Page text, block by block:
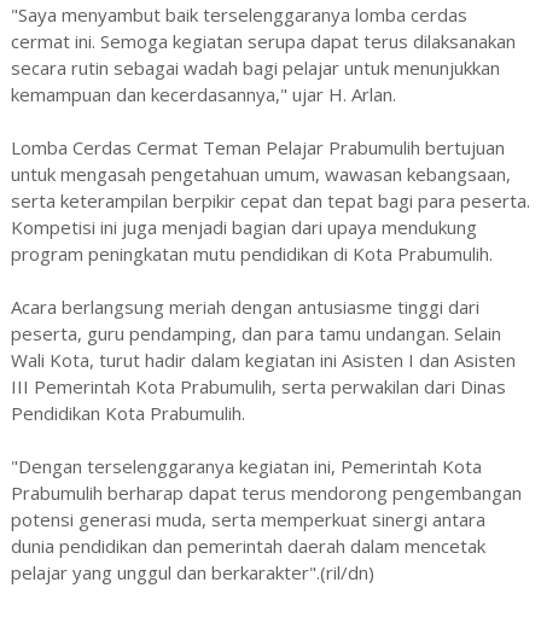
"Saya menyambut baik terselenggaranya lomba cerdas
cermat ini. Semoga kegiatan serupa dapat terus dilaksanakan
secara rutin sebagai wadah bagi pelajar untuk menunjukkan
kemampuan dan kecerdasannya," ujar H. Arlan.
Lomba Cerdas Cermat Teman Pelajar Prabumulih bertujuan
untuk mengasah pengetahuan umum, wawasan kebangsaan,
serta keterampilan berpikir cepat dan tepat bagi para peserta.
Kompetisi ini juga menjadi bagian dari upaya mendukung
program peningkatan mutu pendidikan di Kota Prabumulih.
Acara berlangsung meriah dengan antusiasme tinggi dari
peserta, guru pendamping, dan para tamu undangan. Selain
Wali Kota, turut hadir dalam kegiatan ini Asisten I dan Asisten
III Pemerintah Kota Prabumulih, serta perwakilan dari Dinas
Pendidikan Kota Prabumulih.
"Dengan terselenggaranya kegiatan ini, Pemerintah Kota
Prabumulih berharap dapat terus mendorong pengembangan
potensi generasi muda, serta memperkuat sinergi antara
dunia pendidikan dan pemerintah daerah dalam mencetak
pelajar yang unggul dan berkarakter".(ril/dn)